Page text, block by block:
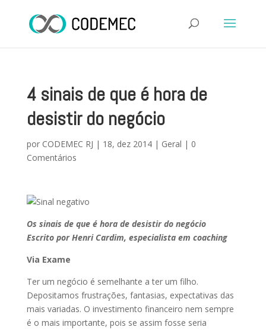
4 sinais de que é hora de
desistir do negócio
por CODEMEC RJ | 18, dez 2014| Geral | 0
Comentários
Os sinais de que é hora de desistir do negócio
Escrito por Henri Cardim, especialista em coaching
Via Exame
Ter um negócio é semelhante a ter um filho.
Depositamos frustrações, fantasias, expectativas das
mais variadas. O investimento financeiro nem sempre
é o mais importante, pois se assim fosse seria